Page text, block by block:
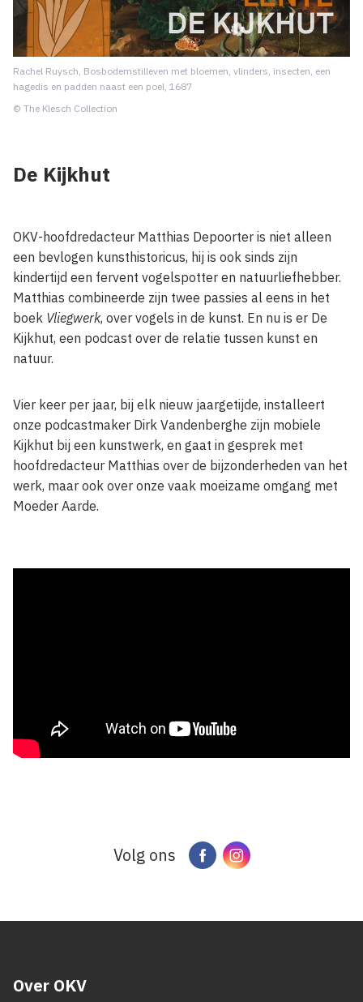
Rachel Ruysch, Bosbodemstilleven met bloemen, vlinders, insecten, een
hagedis en padden naast een poel, 1687
© The Klesch Collection
De Kijkhut
OKV-hoofdredacteur Matthias Depoorter is niet alleen
een bevlogen kunsthistoricus, hij is ook sinds zijn
kindertijd een fervent vogelspotter en natuurliefhebber.
Matthias combineerde zijn twee passies al eens in het
boek Vliegwerk, over vogels in de kunst. En nu is er De
Kijkhut, een podcast over de relatie tussen kunst en
natuur.
Vier keer per jaar, bij elk nieuw jaargetijde, installeert
onze podcastmaker Dirk Vandenberghe zijn mobiele
Kijkhut bij een kunstwerk, en gaat in gesprek met
hoofdredacteur Matthias over de bijzonderheden van het
werk, maar ook over onze vaak moeizame omgang met
Moeder Aarde.
Volg ons FacebookInstagram
Over OKV